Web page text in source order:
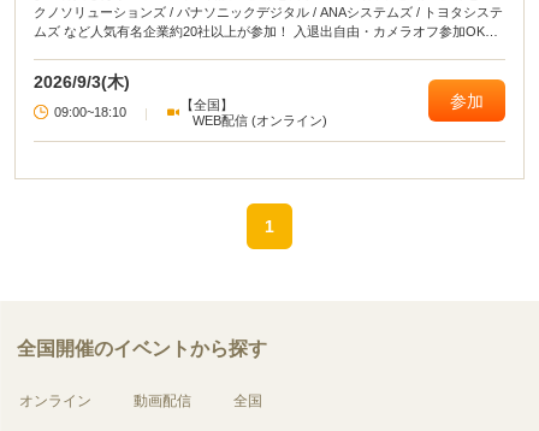
クノソリューションズ / パナソニックデジタル / ANAシステムズ / トヨタシステ
ムズ など人気有名企業約20社以上が参加！ 入退出自由・カメラオフ参加OKな
回答でAmazonギフト500円分プレゼント・チャットで企業に質問できる 自宅か
ら！移動中に！バイトや授業のスキマ時間に参加するだけで、周りと差がつく
就活イベントです！
2026/9/3(木)
09:00~18:10 |
【全国】
WEB配信 (オンライン)
参加
1
全国開催のイベントから探す
オンライン 動画配信 全国